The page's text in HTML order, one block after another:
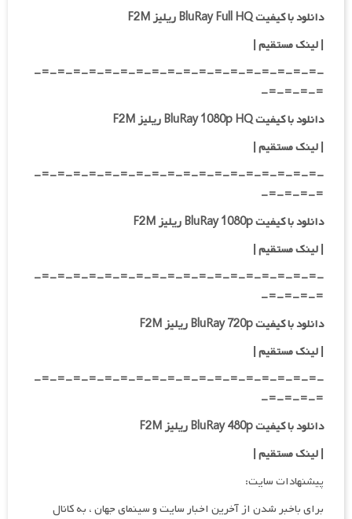
دانلود با کیفیت BluRay Full HQ ریلیز F2M
|لینک مستقیم|
-=-=-=-=-=-=-=-=-=-=-=-=-=-=-=-=-=-=-
=-=-=-=-
دانلود با کیفیت BluRay 1080p HQ ریلیز F2M
|لینک مستقیم|
-=-=-=-=-=-=-=-=-=-=-=-=-=-=-=-=-=-=-
=-=-=-=-
دانلود با کیفیت BluRay 1080p ریلیز F2M
|لینک مستقیم|
-=-=-=-=-=-=-=-=-=-=-=-=-=-=-=-=-=-=-
=-=-=-=-
دانلود با کیفیت BluRay 720p ریلیز F2M
| لینک مستقیم|
-=-=-=-=-=-=-=-=-=-=-=-=-=-=-=-=-=-=-
=-=-=-=-
دانلود با کیفیت BluRay 480p ریلیز F2M
| لینک مستقیم|
پیشنهادات سایت:
برای باخبر شدن از آخرین اخبار سایت و سینمای جهان ، به کانال